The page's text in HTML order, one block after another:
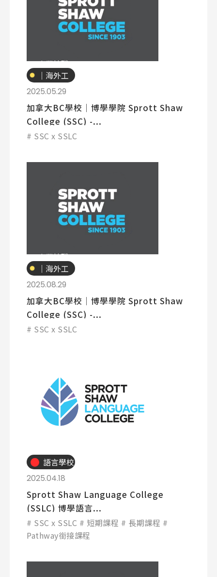
專業技職
｜海外工
讀
2025.05.29
加拿大BC學校｜博學學院 Sprott Shaw
College (SSC) -...
SSC x SSLC
專業技職
｜海外工
讀
2025.08.29
加拿大BC學校｜博學學院 Sprott Shaw
College (SSC) -...
SSC x SSLC
語言學校
2025.04.18
Sprott Shaw Language College
(SSLC) 博學語言...
SSC x SSLC 短期課程
長期課程
Pathway銜接課程